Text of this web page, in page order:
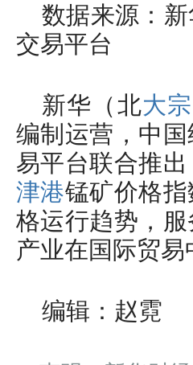
数据来源：
交易平台
新华（北大宗
编制运营，中
易平台联合推
津港锰矿价格
格运行趋势，
产业在国际贸
编辑：赵霓